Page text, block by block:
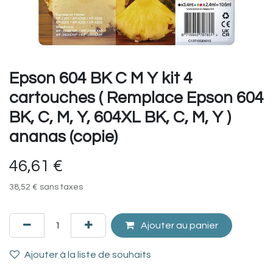
Epson 604 BK C M Y kit 4
cartouches ( Remplace Epson 604
BK, C, M, Y, 604XL BK, C, M, Y )
ananas (copie)
46,61 €
38,52 € sans taxes
Ajouter au panier
Ajouter à la liste de souhaits